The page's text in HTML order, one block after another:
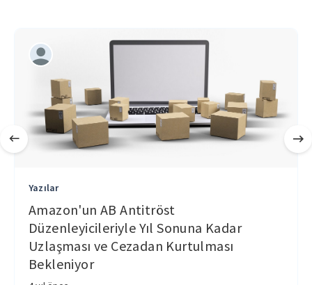
Yazılar
Amazon'un AB Antitröst
Düzenleyicileriyle Yıl Sonuna Kadar
Uzlaşması ve Cezadan Kurtulması
Bekleniyor